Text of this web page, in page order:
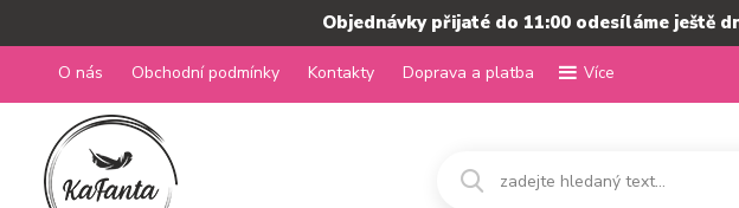
Objednávky přijaté do 11:00 odesíláme ještě
O nás Obchodní podmínky Kontakty Doprava a platba Více